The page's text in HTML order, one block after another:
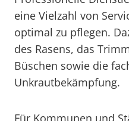
eine Vielzahl von
optimal zu pflegen.
des Rasens, das
Büschen sowie die
Unkrautbekämpfung.
Für Kommunen und